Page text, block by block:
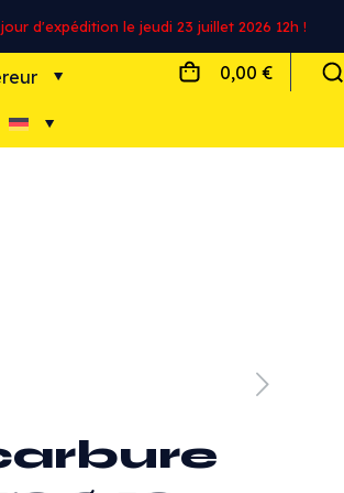
d'expédition le jeudi 23 juillet 2026 12h !
0,00 €